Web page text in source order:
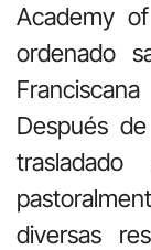
Academy
ordenado
Después
diversas